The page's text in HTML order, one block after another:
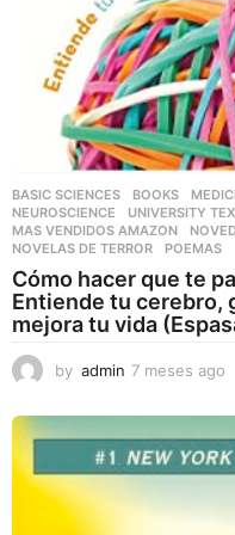
BASIC SCIENCES ,BOOKS ,
NEUROSCIENCE
,UNIVERSITY
MAS VENDIDOS AMAZON
,
NOVELAS DE TERROR
,POEMAS
Cómo hacer que te
Entiende tu cerebro,
mejora tu vida
by admin 7 meses ago
e
s
e